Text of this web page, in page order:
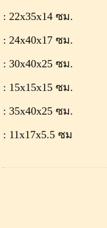
: 22x35x14 ซม.
: 24x40x17 ซม.
: 30x40x25 ซม.
: 15x15x15 ซม.
: 35x40x25 ซม.
: 11x17x5.5 ซม